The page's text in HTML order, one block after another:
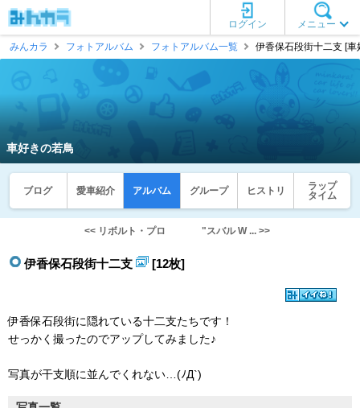
メニュー
ログイン
みんカラ
フォトアルバム フォトアルバム一覧 伊香保石段街十二支 [車
車好きの若鳥
ブログ 愛車紹介 アルバム グループ ヒストリ
ラップ
タイム
<< リボルト・プロ "スバル W ... >>
伊香保石段街十二支 [12枚]
伊香保石段街に隠れている十二支たちです！
せっかく撮ったのでアップしてみました♪
写真が干支順に並んでくれない…(ﾉД`)